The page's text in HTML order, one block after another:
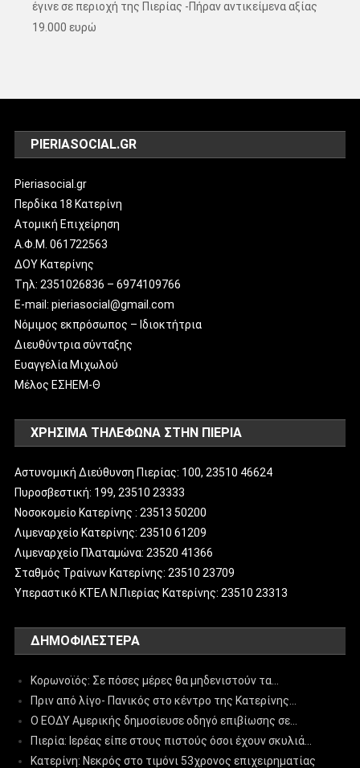
έγινε σε περιοχή της Πιερίας -Πήραν αντικείμενα αξίας
19.000 ευρώ
PIERIASOCIAL.GR
Pieriasocial.gr
Περδίκα 18 Κατερίνη
Ατομική Επιχείρηση
Α.Φ.Μ. 061722563
ΔΟΥ Κατερίνης
Tηλ: 2351026836 – 6974109766
E-mail: pieriasocial@gmail.com
Νόμιμος εκπρόσωπος – Ιδιοκτήτρια
Διευθύντρια σύνταξης
Ευαγγελία Μιχωλού
Μέλος ΕΣΗΕΜ-Θ
ΧΡΗΣΙΜΑ ΤΗΛΕΦΩΝΑ ΣΤΗΝ ΠΙΕΡΙΑ
Αστυνομική Διεύθυνση Πιερίας: 100, 23510 46624
Πυροσβεστική: 199, 23510 23333
Νοσοκομείο Κατερίνης : 23513 50200
Λιμεναρχείο Κατερίνης: 23510 61209
Λιμεναρχείο Πλαταμώνα: 23520 41366
Σταθμός Τραίνων Κατερίνης: 23510 23709
Υπεραστικό ΚΤΕΛ Ν.Πιερίας Κατερίνης: 23510 23313
ΔΗΜΟΦΙΛΈΣΤΕΡΑ
Κορωνοϊός: Σε πόσες μέρες θα μηδενιστούν τα…
Πριν από λίγο- Πανικός στο κέντρο της Κατερίνης…
Ο ΕΟΔΥ Αμερικής δημοσίευσε οδηγό επιβίωσης σε…
Πιερία: Ιερέας είπε στους πιστούς όσοι έχουν σκυλιά…
Κατερίνη: Νεκρός στο τιμόνι 53χρονος επιχειρηματίας